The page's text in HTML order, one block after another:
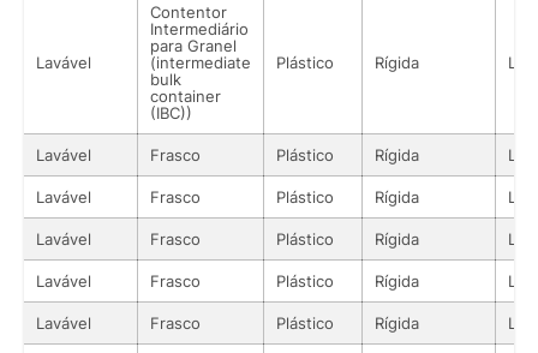
Lavável
Contentor
Intermediário
para Granel
(intermediate
bulk
container
(IBC))
Plástico Rígida
Lavável Frasco Plástico Rígida
Lavável Frasco Plástico Rígida
Lavável Frasco Plástico Rígida
Lavável Frasco Plástico Rígida
Lavável Frasco Plástico Rígida